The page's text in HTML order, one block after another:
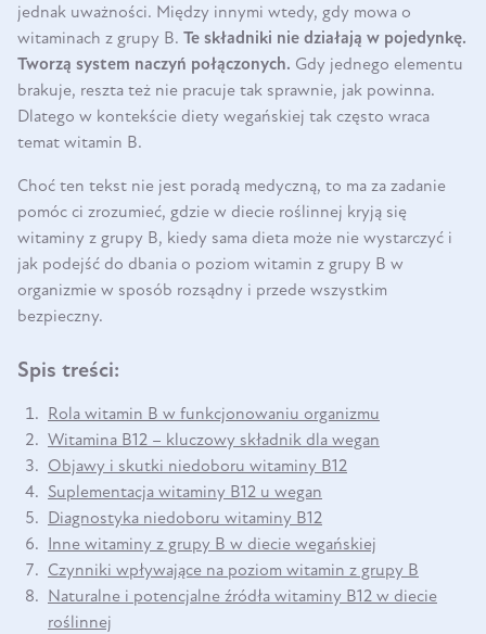
jednak uważności. Między innymi wtedy, gdy mowa o
witaminach z grupy B. Te składniki nie działają w pojedynkę.
Tworzą system naczyń połączonych. Gdy jednego elementu
brakuje, reszta też nie pracuje tak sprawnie, jak powinna.
Dlatego w kontekście diety wegańskiej tak często wraca
temat witamin B.
Choć ten tekst nie jest poradą medyczną, to ma za zadanie
pomóc ci zrozumieć, gdzie w diecie roślinnej kryją się
witaminy z grupy B, kiedy sama dieta może nie wystarczyć i
jak podejść do dbania o poziom witamin z grupy B w
organizmie w sposób rozsądny i przede wszystkim
bezpieczny.
Spis treści:
Rola witamin B w funkcjonowaniu organizmu
Witamina B12 – kluczowy składnik dla wegan
Objawy i skutki niedoboru witaminy B12
Suplementacja witaminy B12 u wegan
Diagnostyka niedoboru witaminy B12
Inne witaminy z grupy B w diecie wegańskiej
Czynniki wpływające na poziom witamin z grupy B
Naturalne i potencjalne źródła witaminy B12 w diecie
roślinnej